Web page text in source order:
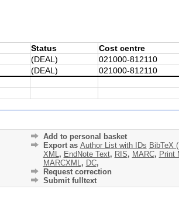
Status
Cost centre
(DEAL)
021000-812110
(DEAL)
021000-812110
Add to personal basket
Export as Author List with IDs BibTeX
XML , EndNote Text, RIS, MARC, Print
MARCXML , DC,
Request correction
Submit fulltext